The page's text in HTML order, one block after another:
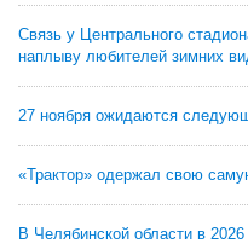
Связь у Центрального
наплыву любителей зимних
27 ноября ожидаются
«Трактор» одержал свою
В Челябинской области в